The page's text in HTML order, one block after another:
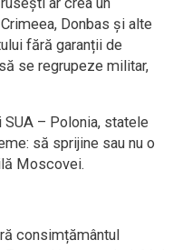
Donbas și alte
fără garanții de
se regrupeze militar,
SUA – Polonia, statele
să sprijine sau nu o
Moscovei.
consimțământul